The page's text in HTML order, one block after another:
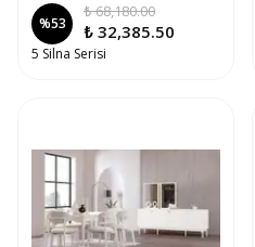
%53
₺ 68,180.00
₺ 32,385.50
5 Silna Serisi